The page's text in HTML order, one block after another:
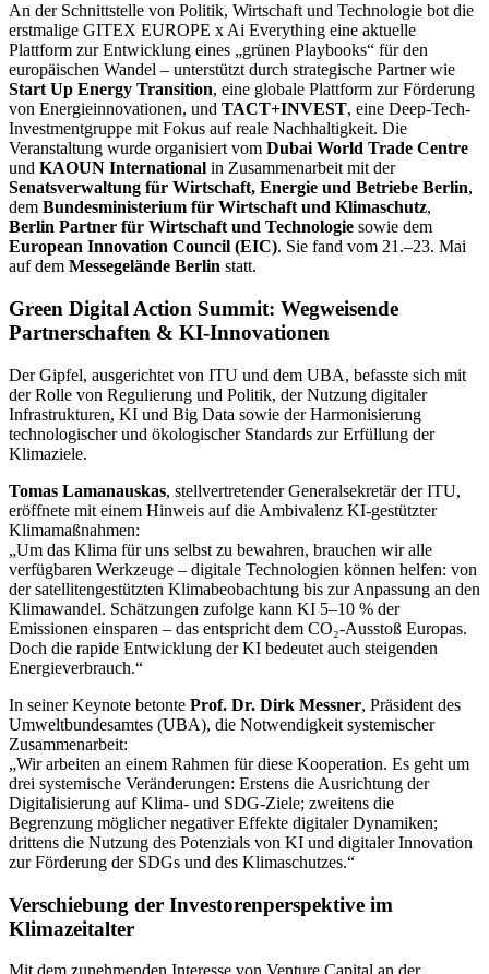
An der Schnittstelle von Politik, Wirtschaft und Technologie bot die
erstmalige GITEX EUROPE x Ai Everything eine aktuelle
Plattform zur Entwicklung eines „grünen Playbooks“ für den
europäischen Wandel – unterstützt durch strategische Partner wie
Start Up Energy Transition, eine globale Plattform zur Förderung
von Energieinnovationen, und TACT+INVEST, eine Deep-Tech-
Investmentgruppe mit Fokus auf reale Nachhaltigkeit. Die
Veranstaltung wurde organisiert vom Dubai World Trade Centre
und KAOUN International in Zusammenarbeit mit der
Senatsverwaltung für Wirtschaft, Energie und Betriebe Berlin,
dem Bundesministerium für Wirtschaft und Klimaschutz,
Berlin Partner für Wirtschaft und Technologie sowie dem
European Innovation Council (EIC). Sie fand vom 21.–23. Mai
auf dem Messegelände Berlin statt.
Green Digital Action Summit: Wegweisende
Partnerschaften & KI-Innovationen
Der Gipfel, ausgerichtet von ITU und dem UBA, befasste sich mit
der Rolle von Regulierung und Politik, der Nutzung digitaler
Infrastrukturen, KI und Big Data sowie der Harmonisierung
technologischer und ökologischer Standards zur Erfüllung der
Klimaziele.
Tomas Lamanauskas, stellvertretender Generalsekretär der ITU,
eröffnete mit einem Hinweis auf die Ambivalenz KI-gestützter
Klimamaßnahmen:
„Um das Klima für uns selbst zu bewahren, brauchen wir alle
verfügbaren Werkzeuge – digitale Technologien können helfen: von
der satellitengestützten Klimabeobachtung bis zur Anpassung an den
Klimawandel. Schätzungen zufolge kann KI 5–10 % der
Emissionen einsparen – das entspricht dem CO₂-Ausstoß Europas.
Doch die rapide Entwicklung der KI bedeutet auch steigenden
Energieverbrauch.“
In seiner Keynote betonte Prof. Dr. Dirk Messner, Präsident des
Umweltbundesamtes (UBA), die Notwendigkeit systemischer
Zusammenarbeit:
„Wir arbeiten an einem Rahmen für diese Kooperation. Es geht um
drei systemische Veränderungen: Erstens die Ausrichtung der
Digitalisierung auf Klima- und SDG-Ziele; zweitens die
Begrenzung möglicher negativer Effekte digitaler Dynamiken;
drittens die Nutzung des Potenzials von KI und digitaler Innovation
zur Förderung der SDGs und des Klimaschutzes.“
Verschiebung der Investorenperspektive im
Klimazeitalter